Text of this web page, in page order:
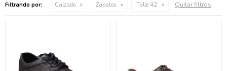
Filtrando por: Calzado Zapatos Talle 42 Quitar filtros